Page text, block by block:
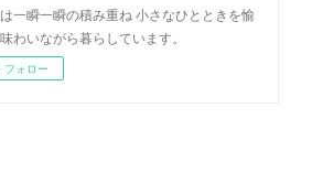
一瞬一瞬の積み重ね 小さなひとときを愉
わいながら暮らしています。
フォロー